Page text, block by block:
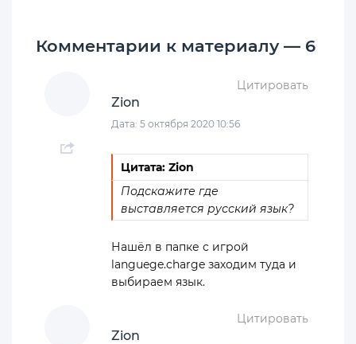
Комментарии к материалу — 6
Цитировать
Zion
Дата: 5 октября 2020 10:56
Цитата: Zion
Подскажите где
выставляется русский язык?
Нашёл в папке с игрой
languege.charge заходим туда и
выбираем язык.
Цитировать
Zion